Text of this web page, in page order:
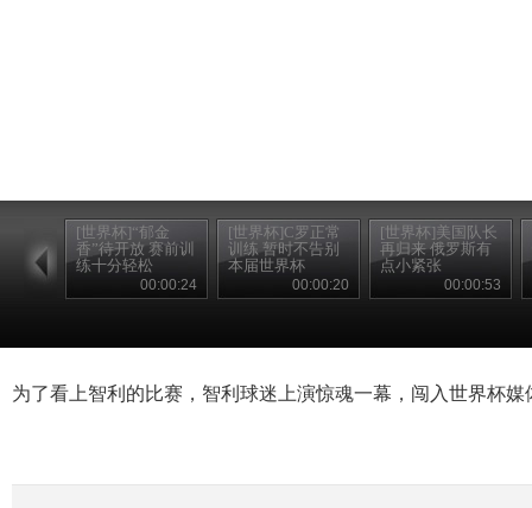
[世界杯]“郁金
香”待开放 赛前训
练十分轻松
00:00:24
[世界杯]C罗正常
训练 暂时不告别
本届世界杯
00:00:20
[世界杯]美国队长
再归来 俄罗斯有
点小紧张
00:00:53
为了看上智利的比赛，智利球迷上演惊魂一幕，闯入世界杯媒